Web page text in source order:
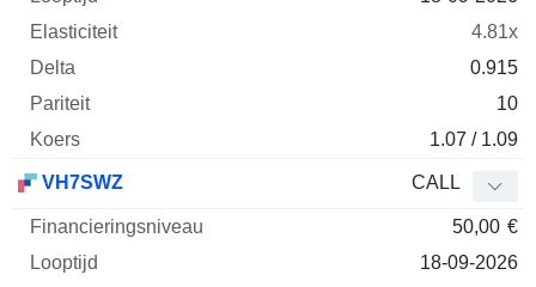
4.81x
0.915
10
1.07 / 1.09
VH7SWZ CALL
50,00 €
18-09-2026